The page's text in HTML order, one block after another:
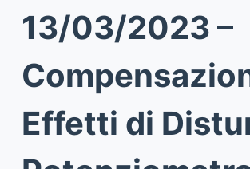
13/03/2023 –
Effetti di